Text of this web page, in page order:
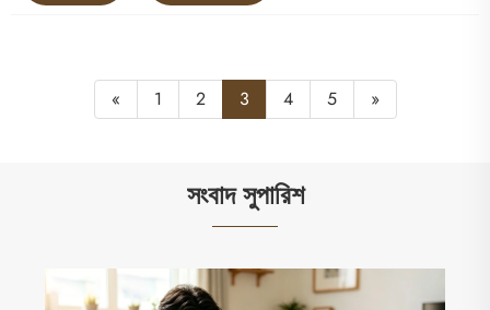
« 1 2 3 4 5 »
সংবাদ সুপারিশ